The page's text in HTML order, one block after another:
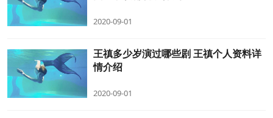
2020-09-01
王禛多少岁演过哪些剧 王禛个人资料详
情介绍
2020-09-01